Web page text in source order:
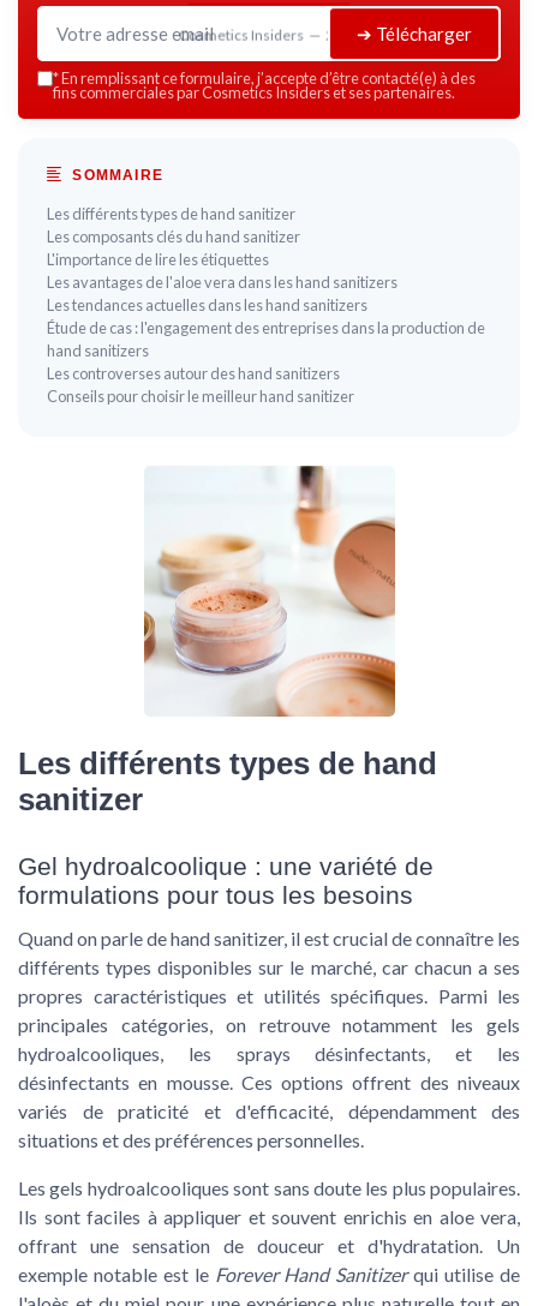
Cosmetics Insiders — 2026➔ Télécharger
*En remplissant ce formulaire, j’accepte d’être contacté(e) à des
fins commerciales par Cosmetics Insiders et ses partenaires.
SOMMAIRE
Les différents types de hand sanitizer
Les composants clés du hand sanitizer
L'importance de lire les étiquettes
Les avantages de l'aloe vera dans les hand sanitizers
Les tendances actuelles dans les hand sanitizers
Étude de cas : l'engagement des entreprises dans la production de
hand sanitizers
Les controverses autour des hand sanitizers
Conseils pour choisir le meilleur hand sanitizer
Les différents types de hand
sanitizer
Gel hydroalcoolique : une variété de
formulations pour tous les besoins
Quand on parle de hand sanitizer, il est crucial de connaître les
différents types disponibles sur le marché, car chacun a ses
propres caractéristiques et utilités spécifiques. Parmi les
principales catégories, on retrouve notamment les gels
hydroalcooliques, les sprays désinfectants, et les
désinfectants en mousse. Ces options offrent des niveaux
variés de praticité et d'efficacité, dépendamment des
situations et des préférences personnelles.
Les gels hydroalcooliques sont sans doute les plus populaires.
Ils sont faciles à appliquer et souvent enrichis en aloe vera,
offrant une sensation de douceur et d'hydratation. Un
exemple notable est le Forever Hand Sanitizerqui utilise de